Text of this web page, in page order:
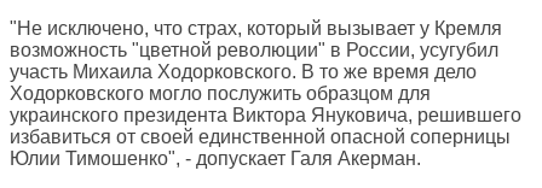
"Не исключено, что страх, который вызывает у Кремля
возможность "цветной революции" в России, усугубил
участь Михаила Ходорковского. В то же время дело
Ходорковского могло послужить образцом для
украинского президента Виктора Януковича, решившего
избавиться от своей единственной опасной соперницы
Юлии Тимошенко", - допускает Галя Акерман.